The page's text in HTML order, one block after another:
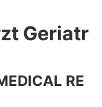
Geriatr
RE